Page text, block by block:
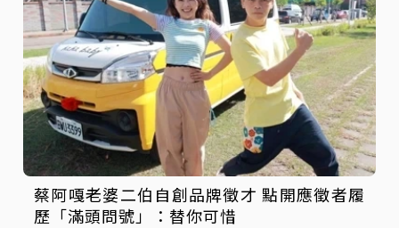
蔡阿嘎老婆二伯自創品牌徵才 點開應徵者履
歷「滿頭問號」：替你可惜